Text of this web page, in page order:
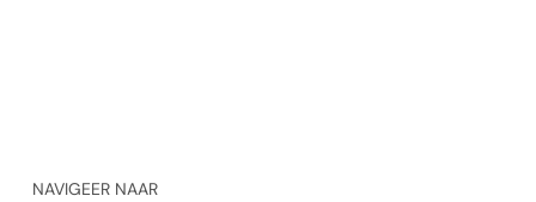
NAVIGEER NAAR